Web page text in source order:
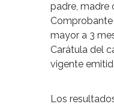
padre, madre
mayor a 3
Carátula del
vigente
Los